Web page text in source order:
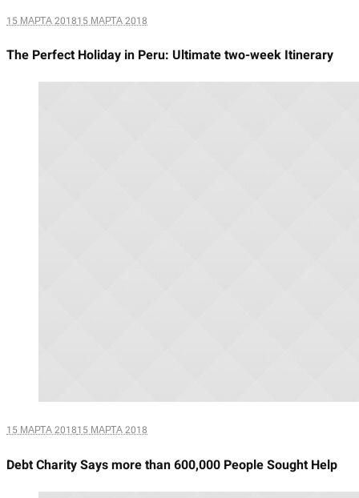
15 МАРТА 201815 МАРТА 2018
The Perfect Holiday in Peru: Ultimate two-week Itinerary
15 МАРТА 201815 МАРТА 2018
Debt Charity Says more than 600,000 People Sought Help